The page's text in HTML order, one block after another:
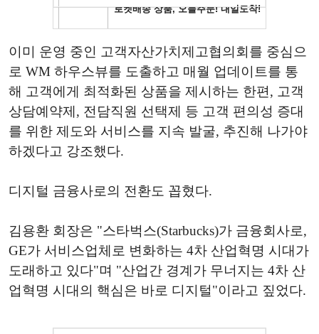
이미 운영 중인 고객자산가치제고협의회를 중심으
로 WM 하우스뷰를 도출하고 매월 업데이트를 통
해 고객에게 최적화된 상품을 제시하는 한편, 고객
상담예약제, 전담직원 선택제 등 고객 편의성 증대
를 위한 제도와 서비스를 지속 발굴, 추진해 나가야
하겠다고 강조했다.
디지털 금융사로의 전환도 꼽혔다.
김용환 회장은 "스타벅스(Starbucks)가 금융회사로,
GE가 서비스업체로 변화하는 4차 산업혁명 시대가
도래하고 있다"며 "산업간 경계가 무너지는 4차 산
업혁명 시대의 핵심은 바로 디지털"이라고 짚었다.